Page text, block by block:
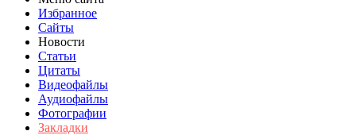
Избранное
Сайты
Новости
Статьи
Цитаты
Видеофайлы
Аудиофайлы
Фотографии
Закладки